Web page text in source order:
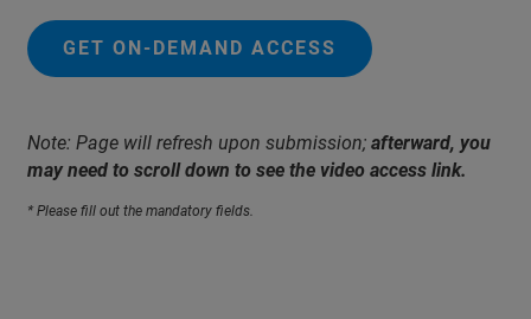
GET ON-DEMAND ACCESS
Note: Page will refresh upon submission; afterward, you
may need to scroll down to see the video access link.
* Please fill out the mandatory fields.